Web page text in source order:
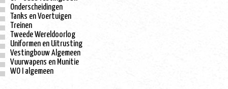
Onderscheidingen
Tanks en Voertuigen
Treinen
Tweede Wereldoorlog
Uniformen en Uitrusting
Vestingbouw Algemeen
Vuurwapens en Munitie
WO I algemeen